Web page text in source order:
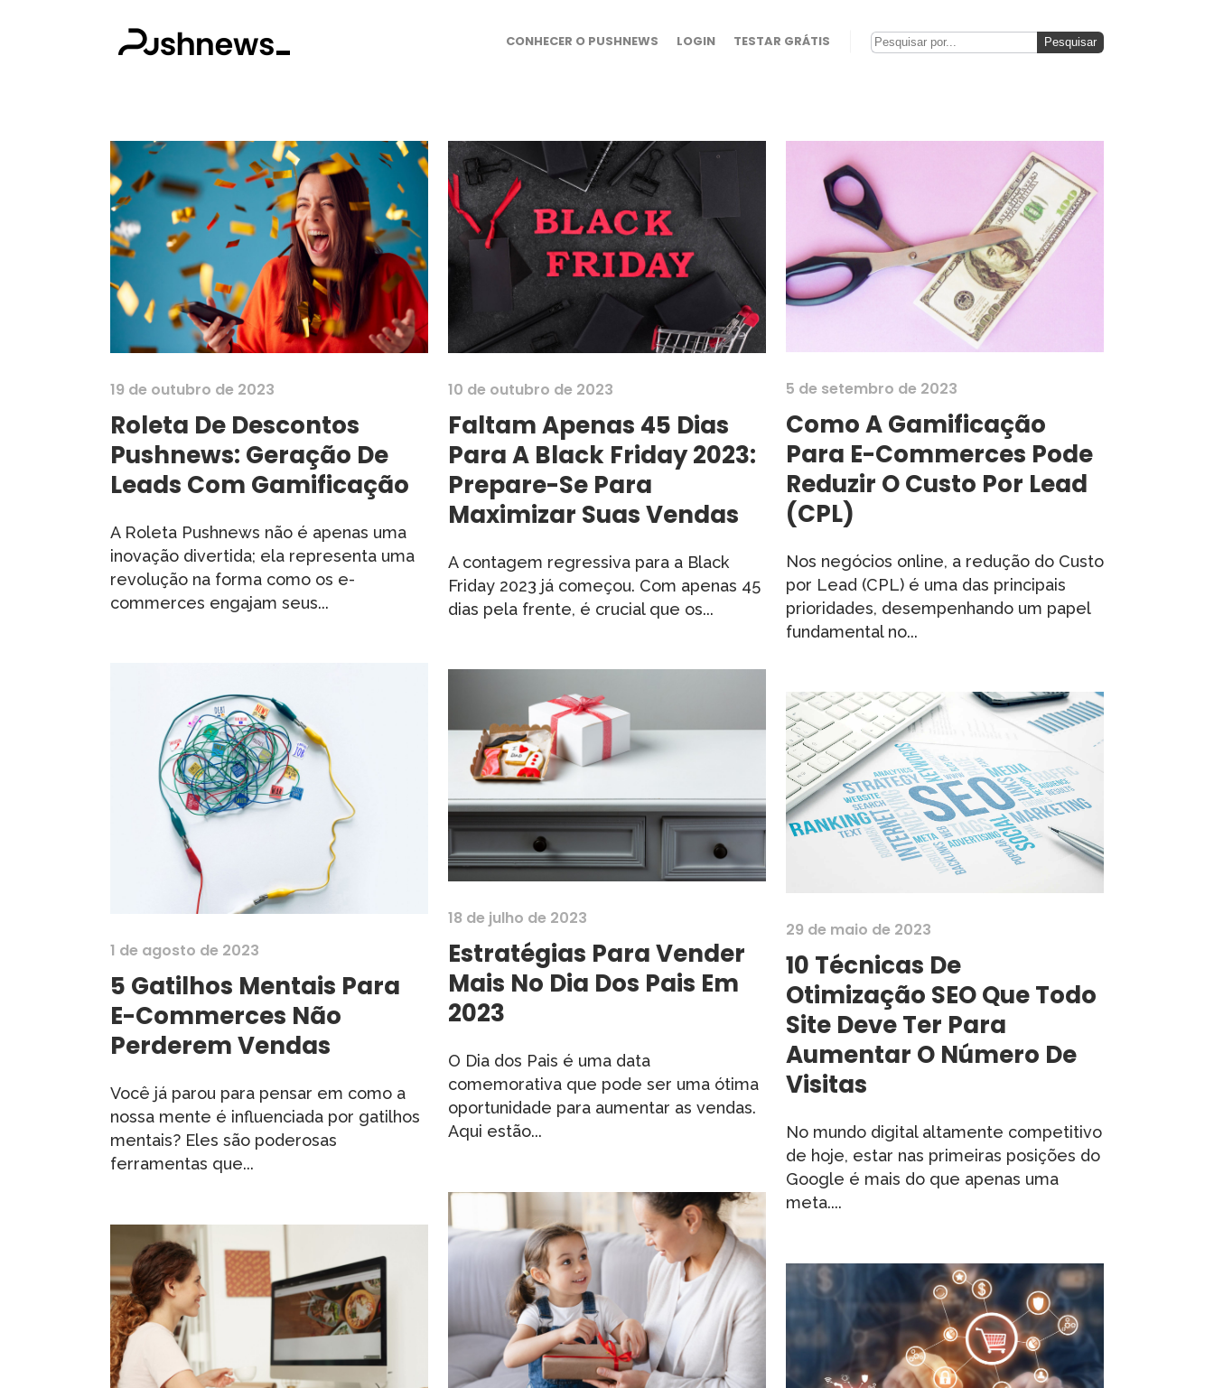
CONHECER O PUSHNEWS LOGIN TESTAR GRÁTIS
19 de outubro de 2023
Roleta De Descontos
Pushnews: Geração De
Leads Com Gamificação
A Roleta Pushnews não é apenas uma
inovação divertida; ela representa uma
revolução na forma como os e-
commerces engajam seus...
10 de outubro de 2023
Faltam Apenas 45 Dias
Para A Black Friday 2023:
Prepare-Se Para
Maximizar Suas Vendas
A contagem regressiva para a Black
Friday 2023 já começou. Com apenas 45
dias pela frente, é crucial que os...
5 de setembro de 2023
Como A Gamificação
Para E-Commerces Pode
Reduzir O Custo Por Lead
(CPL)
Nos negócios online, a redução do Custo
por Lead (CPL) é uma das principais
prioridades, desempenhando um papel
fundamental no...
1 de agosto de 2023
5 Gatilhos Mentais Para
E-Commerces Não
Perderem Vendas
Você já parou para pensar em como a
nossa mente é influenciada por gatilhos
mentais? Eles são poderosas
ferramentas que...
18 de julho de 2023
Estratégias Para Vender
Mais No Dia Dos Pais Em
2023
O Dia dos Pais é uma data
comemorativa que pode ser uma ótima
oportunidade para aumentar as vendas.
Aqui estão...
29 de maio de 2023
10 Técnicas De
Otimização SEO Que Todo
Site Deve Ter Para
Aumentar O Número De
Visitas
No mundo digital altamente competitivo
de hoje, estar nas primeiras posições do
Google é mais do que apenas uma
meta....